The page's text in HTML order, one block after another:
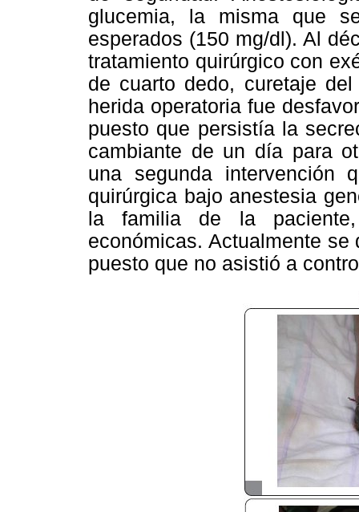
glucemia, la misma que
esperados (150 mg/dl). Al
tratamiento quirúrgico con
de cuarto dedo, curetaje
herida operatoria fue
puesto que persistía la
cambiante de un día para
una segunda intervención
quirúrgica bajo anestesia
la familia de la
económicas. Actualmente
puesto que no asistió a